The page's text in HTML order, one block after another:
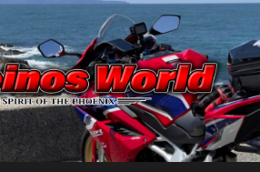
Nakeinos
world